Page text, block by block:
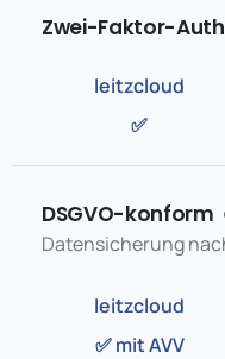
Zwei-Faktor-
✅
DSGVO-konform
Datensicherung
✅ mit AVV